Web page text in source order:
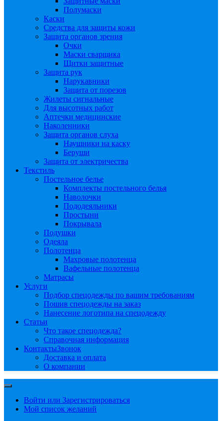
Полумаски
Каски
Средства для защиты кожи
Защита органов зрения
Очки
Маски сварщика
Щитки защитные
Защита рук
Нарукавники
Защита от порезов
Жилеты сигнальные
Для высотных работ
Аптечки медицинские
Наколенники
Защита органов слуха
Наушники на каску
Беруши
Защита от электричества
Текстиль
Постельное белье
Комплекты постельного белья
Наволочки
Пододеяльники
Простыни
Покрывала
Подушки
Одеяла
Полотенца
Махровые полотенца
Вафельные полотенца
Матрасы
Услуги
Подбор спецодежды по вашим требованиям
Пошив спецодежды на заказ
Нанесение логотипа на спецодежду
Статьи
Что такое спецодежда?
Справочная информация
КонтактыЗвонок
Доставка и оплата
О компании
Войти или Зарегистрироваться
Мой список желаний